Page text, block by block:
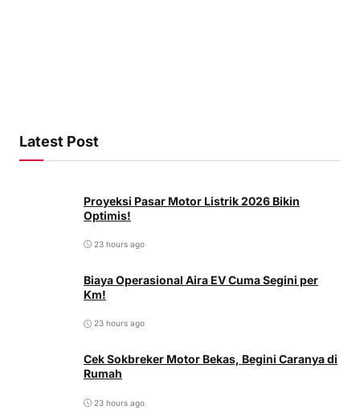
Latest Post
Proyeksi Pasar Motor Listrik 2026 Bikin
Optimis!
23 hours ago
Biaya Operasional Aira EV Cuma Segini per
Km!
23 hours ago
Cek Sokbreker Motor Bekas, Begini Caranya di
Rumah
23 hours ago